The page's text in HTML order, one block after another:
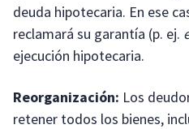
deuda hipotecaria. En ese
reclamará su garantía (p. ej.
ejecución hipotecaria.
Reorganización: Los
retener todos los bienes,